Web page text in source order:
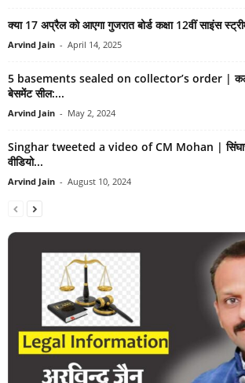
क्या 17 अप्रैल को आएगा गुजरात बोर्ड कक्षा 12वीं साइंस
Arvind Jain - April 14, 2025
5 basements sealed on collector’s order |
बेसमेंट सील:...
Arvind Jain - May 2, 2024
Singhar tweeted a video of CM Mohan | सिंघार
वीडियो...
Arvind Jain - August 10, 2024